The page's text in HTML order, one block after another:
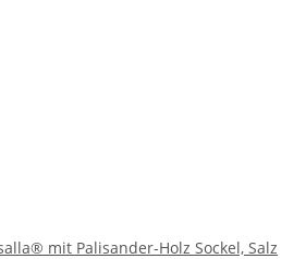
mit Palisander-Holz Sockel, Salz